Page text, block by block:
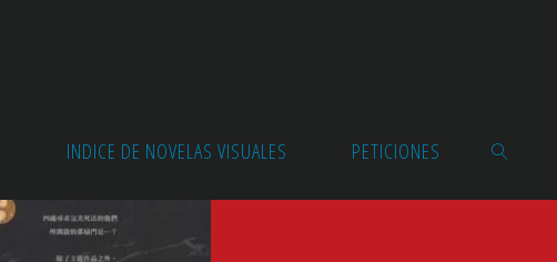
INDICE DE NOVELAS VISUALES PETICIONES